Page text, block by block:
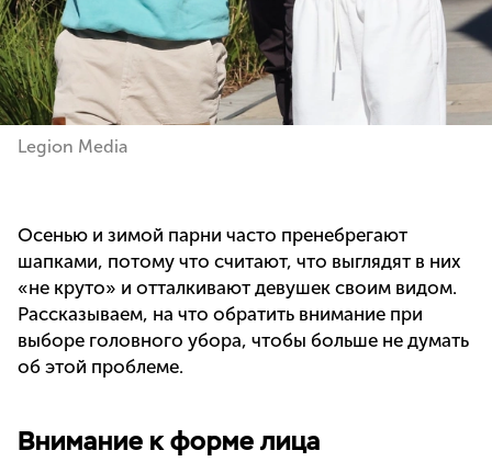
Legion Media
Осенью и зимой парни часто пренебрегают
шапками, потому что считают, что выглядят в них
«не круто» и отталкивают девушек своим видом.
Рассказываем, на что обратить внимание при
выборе головного убора, чтобы больше не думать
об этой проблеме.
Внимание к форме лица